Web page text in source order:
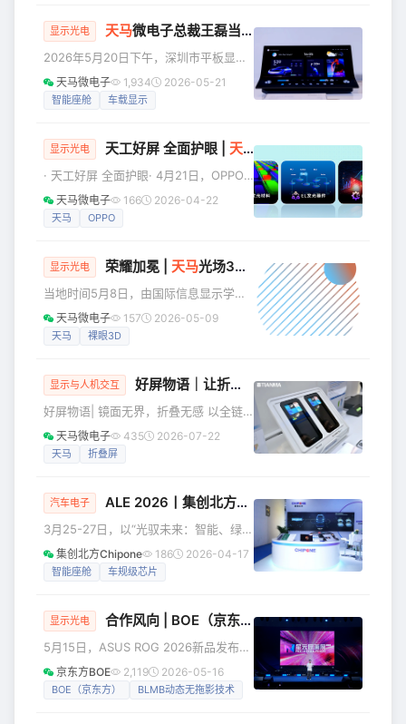
司、广州
家、行业领军人物及企业代表，共话品
微电子股份有限公司（简称“天马”）凭借
硬核的科创实力、深厚的品牌积淀以及
在行业内的标杆影响力，一举斩获“深圳
企业
显示光电 天马微电子总裁王磊当选深圳市平板显示行业协会（SDIA）第七届理事会会长
2026年5月20日下午，深圳市平板显示
行业协会（SDIA）第七届会员代表大会
第一次会议在深圳隆重召开。深圳市民
党委第一书记林千杰等行管领导嘉宾，
出席，共同见证了协会新一届领导班子
的诞生，并就显示产业未来发展达成了
重要共识。 凝聚行业奋进力量 选举产生
规定及
天马微电子 1,934 2026-05-21
智能座舱 车载显示
显示光电 天工好屏 全面护眼 | 天马 新一代U9 Pro护眼屏首
· 天工好屏 全面护眼· 4月21日，OPPO
Find X9s Pro正式发布，搭载新一代1nit
明眸护眼屏，采用天马天工屏升级定制
优化，以硬核低蓝光、色彩更精准、频
实现全新人因呵护——全场景护眼，全
人群适配。 01 天马「天工」好屏 为高
端旗舰机匠心定制 2025年9月，天马正
天马微电子 166 2026-04-22
天马 OPPO
显示光电 荣耀加冕 | 天马光场3D医疗屏斩获SID People's Choice Award，引领行业创新
当地时间5月8日，由国际信息显示学会
（Society for Information Display,
SID）主办的 Display Week 2026在美
评选中，天马光场3D医疗屏，作为全球
首款多区2D/3D可切换裸眼3D显示器，
凭借医疗级裸眼3D极致创新与临床应用
价值脱颖而出，斩获Best LCD-B
天马微电子 157 2026-05-09
天马 裸眼3D
显示与人机交互 好屏物语｜让折痕 “隐形”，以全链路创新开启折叠屏 “极致好用”体验
好屏物语| 镜面无界，折叠无感 以全链
路技术突破，让折痕彻底 “隐形” 推动折
叠屏迈入 “极致好用” 当前，折叠屏已
反光仍是行业共性痛点，制约着体验升
重磅推出镜面无痕折叠屏，以6.9英寸黄
金尺寸为载体，围绕超薄设计、材料革
新、应力优化、柔光护眼四大方向实现
天马微电子 435 2026-07-22
天马 折叠屏
汽车电子 ALE 2026丨集创北方携全系 车载显示产品亮相，
3月25-27日，以“光驭未来：智能、绿色
与安全的车灯新生态”为主题的第二十一
届汽车灯具产业发展技术论坛暨第十二
作为全球显示芯片领域的领军企业，北
载芯片解决方案参展。展会期间，集创
北方深度参与车灯论坛活动，并重磅发
布两大产品系列：“车载智能座舱芯片系
集创北方Chipone 186 2026-04-17
智能座舱 车规级芯片
显示光电 合作风向 | BOE（京东方）赋能电竞新旗舰ROG枪神10 Plus超竞版 首创BLMB动态无拖影技术开启电竞新纪元
5月15日，ASUS ROG 2026新品发布会
在广州盛大举行，备受瞩目的旗舰新品
ROG枪神10系列正式亮相。作为ROG深
京东方BOE 2,119 2026-05-16
BOE（京东方） BLMB动态无拖影技术